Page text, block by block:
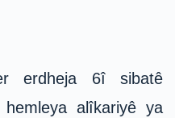
erdheja 6î sibatê
alîkariyê ya